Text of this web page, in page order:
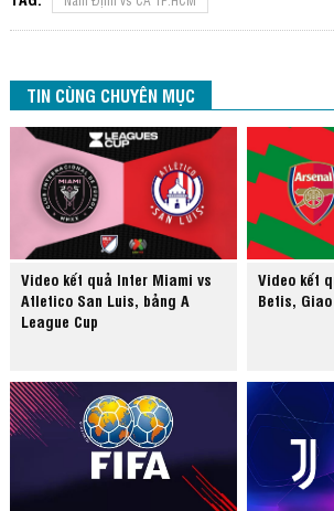
TIN CÙNG CHUYÊN MỤC
Video kết quả Inter Miami vs
Atletico San Luis, bảng A
League Cup
Video kết
Betis, Giao